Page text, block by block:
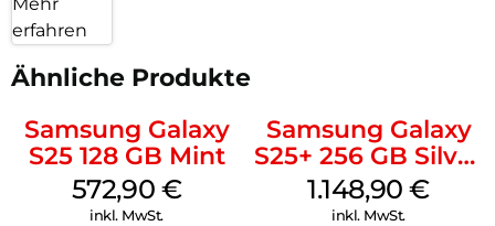
erfahren
Ähnliche Produkte
Samsung Galaxy
S25 128 GB Mint
572,90 €
inkl. MwSt.
Samsung Galaxy
S25+ 256 GB Silver
Shadow
1.148,90€
inkl. MwSt.